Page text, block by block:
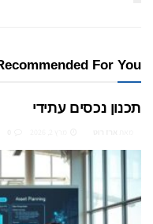
For You
תכנון נכסים עתידי